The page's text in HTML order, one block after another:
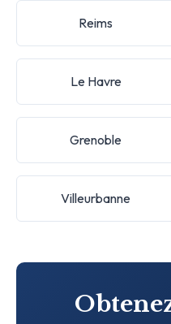
Reims
Le Havre
Grenoble
Villeurbanne